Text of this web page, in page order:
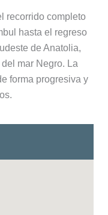
recorrido completo
hasta el regreso
de Anatolia,
mar Negro. La
forma progresiva y